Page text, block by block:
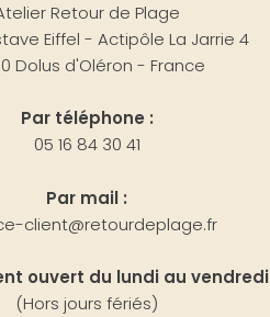
Retour de Plage
Eiffel - Actipôle La Jarrie 4
Dolus d'Oléron - France
Par téléphone :
05 16 84 30 41
Par mail :
client@retourdeplage.fr
ouvert du lundi au vendredi
(Hors jours fériés)